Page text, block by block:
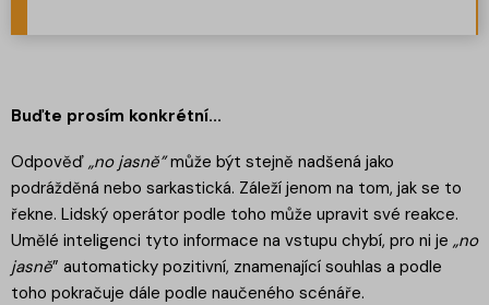
Buďte prosím konkrétní...
Odpověď „no jasně”může být stejně nadšená jako
podrážděná nebo sarkastická. Záleží jenom na tom, jak se to
řekne. Lidský operátor podle toho může upravit své reakce.
Umělé inteligenci tyto informace na vstupu chybí, pro ni je „no
jasně” automaticky pozitivní, znamenající souhlas a podle
toho pokračuje dále podle naučeného scénáře.